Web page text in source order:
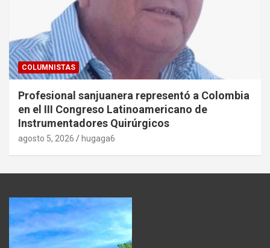
COLUMNISTAS
Profesional sanjuanera representó a Colombia
en el III Congreso Latinoamericano de
Instrumentadores Quirúrgicos
agosto 5, 2026 hugaga6